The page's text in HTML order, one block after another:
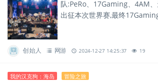
队:PeRo、17Gaming、4AM
出征本次世界赛,最终
创始人 网游 2024-12-27 14:25:37 19
我的汉克狗：海岛 冒险之旅